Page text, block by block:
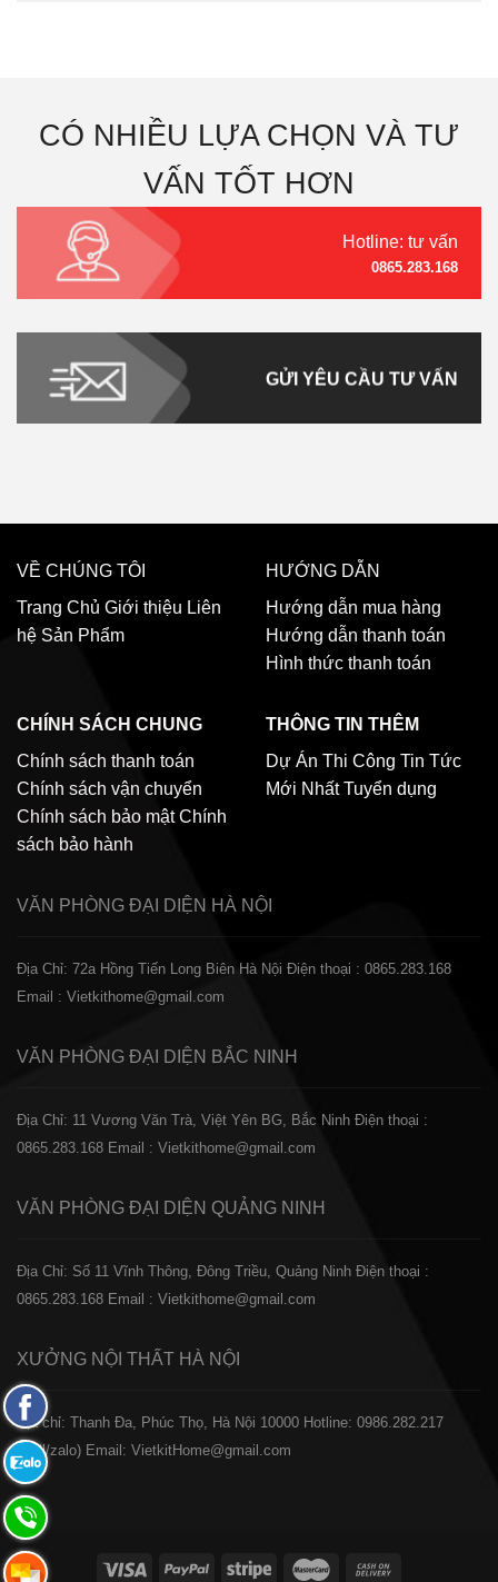
CÓ NHIỀU LỰA CHỌN VÀ TƯ
VẤN TỐT HƠN
Hotline: tư vấn
0865.283.168
GỬI YÊU CẦU TƯ VẤN
VỀ CHÚNG TÔI
Trang Chủ Giới thiệu Liên
hệ Sản Phẩm
HƯỚNG DẪN
Hướng dẫn mua hàng
Hướng dẫn thanh toán
Hình thức thanh toán
CHÍNH SÁCH CHUNG
Chính sách thanh toán
Chính sách vận chuyển
Chính sách bảo mật Chính
sách bảo hành
THÔNG TIN THÊM
Dự Án Thi Công Tin Tức
Mới Nhất Tuyển dụng
VĂN PHÒNG ĐẠI DIỆN HÀ NỘI
Địa Chỉ: 72a Hồng Tiến Long Biên Hà Nội Điện thoại : 0865.283.168
Email : Vietkithome@gmail.com
VĂN PHÒNG ĐẠI DIỆN BẮC NINH
Địa Chỉ: 11 Vương Văn Trà, Việt Yên BG, Bắc Ninh Điện thoại :
0865.283.168 Email : Vietkithome@gmail.com
VĂN PHÒNG ĐẠI DIỆN QUẢNG NINH
Địa Chỉ: Số 11 Vĩnh Thông, Đông Triều, Quảng Ninh Điện thoại :
0865.283.168 Email : Vietkithome@gmail.com
XƯỞNG NỘI THẤT HÀ NỘI
️Địa chỉ: Thanh Đa, Phúc Thọ, Hà Nội 10000 Hotline: 0986.282.217
(Call/zalo) Email: VietkitHome@gmail.com
Fanpage
Facebook
Zalo:
0865.283.168
Hotline:
0865.283.168
Hotline: